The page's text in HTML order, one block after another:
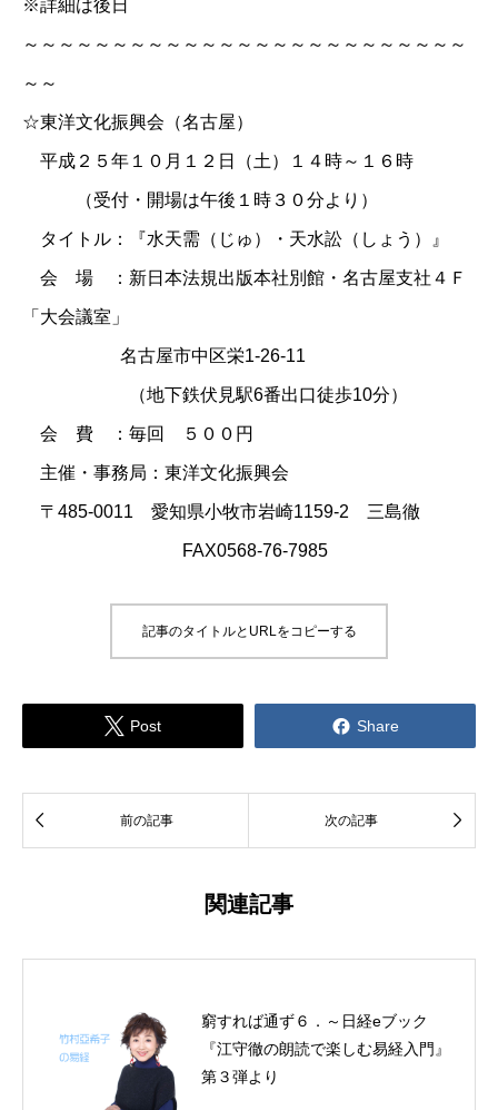
※詳細は後日
～～～～～～～～～～～～～～～～～～～～～～～～～
～～
☆東洋文化振興会（名古屋）
平成２５年１０月１２日（土）１４時～１６時
（受付・開場は午後１時３０分より）
タイトル：『水天需（じゅ）・天水訟（しょう）』
会 場 ：新日本法規出版本社別館・名古屋支社４Ｆ
「大会議室」
名古屋市中区栄1-26-11
（地下鉄伏見駅6番出口徒歩10分）
会 費 ：毎回 ５００円
主催・事務局：東洋文化振興会
〒485-0011 愛知県小牧市岩崎1159-2 三島徹
FAX0568-76-7985
記事のタイトルとURLをコピーする
 Post  Share
 前の記事 次の記事 
関連記事
窮すれば通ず６．～日経eブック
『江守徹の朗読で楽しむ易経入門』
第３弾より